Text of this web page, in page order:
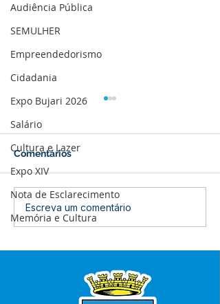
Audiência Pública
SEMULHER
Empreendedorismo
Cidadania
Expo Bujari 2026
Salário
Cultura e Lazer
Expo XIV
Nota de Esclarecimento
Memória e Cultura
Prefeitura inicia
revitalização da Praça
Pereira
Comentários
Escreva um comentário